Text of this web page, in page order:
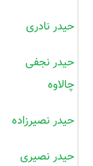
حیدر نادری
حیدر نجفی
چالاوه
حیدر نصیرزاده
حیدر نصیری